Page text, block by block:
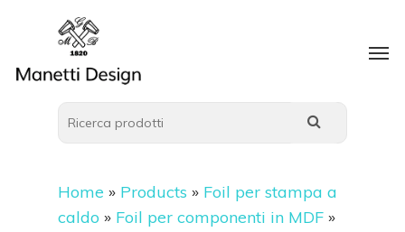
Home » Products » Foil per stampa a
caldo » Foil per componenti in MDF »